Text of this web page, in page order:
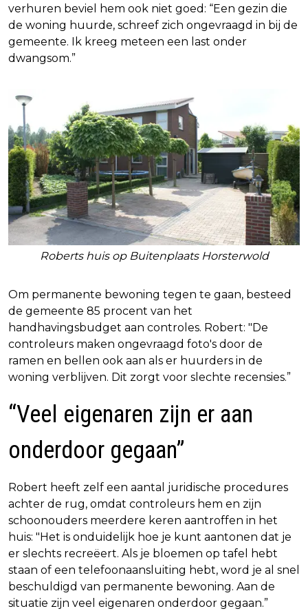
verhuren beviel hem ook niet goed: “Een gezin die
de woning huurde, schreef zich ongevraagd in bij de
gemeente. Ik kreeg meteen een last onder
dwangsom.”
Roberts huis op Buitenplaats Horsterwold
Om permanente bewoning tegen te gaan, besteed
de gemeente 85 procent van het
handhavingsbudget aan controles. Robert: "De
controleurs maken ongevraagd foto's door de
ramen en bellen ook aan als er huurders in de
woning verblijven. Dit zorgt voor slechte recensies.”
“Veel eigenaren zijn er aan
onderdoor gegaan”
Robert heeft zelf een aantal juridische procedures
achter de rug, omdat controleurs hem en zijn
schoonouders meerdere keren aantroffen in het
huis: "Het is onduidelijk hoe je kunt aantonen dat je
er slechts recreëert. Als je bloemen op tafel hebt
staan of een telefoonaansluiting hebt, word je al snel
beschuldigd van permanente bewoning. Aan de
situatie zijn veel eigenaren onderdoor gegaan.”